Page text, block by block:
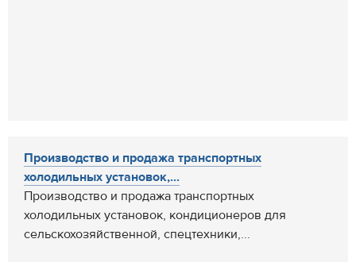
Производство и продажа транспортных
холодильных установок,...
Производство и продажа транспортных
холодильных установок, кондиционеров для
сельскохозяйственной, спецтехники,...